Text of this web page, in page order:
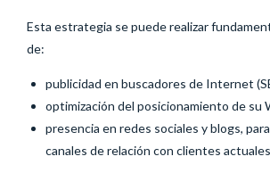
Esta estrategia se puede realizar
de:
publicidad en buscadores de Internet
optimización del posicionamiento de su
presencia en redes sociales y blogs,
canales de relación con clientes